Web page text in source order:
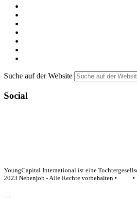
Suche auf der Website
Social
YoungCapital International ist eine
2023 Nebenjob - Alle Rechte vorbehalten •
•